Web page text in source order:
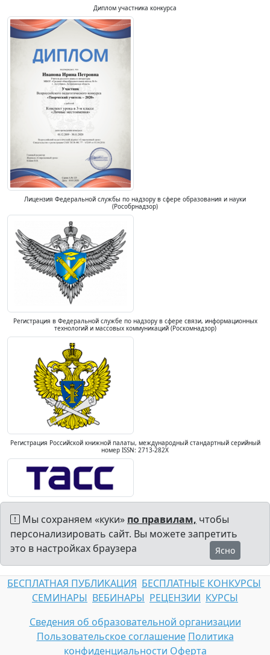
Диплом участника конкурса
Лицензия Федеральной службы по надзору в сфере образования и науки
(Рособрнадзор)
Регистрация в Федеральной службе по надзору в сфере связи, информационных
технологий и массовых коммуникаций (Роскомнадзор)
Регистрация Российской книжной палаты, международный стандартный серийный
номер ISSN: 2713-282X
Мы сохраняем «куки» по правилам, чтобы
персонализировать сайт. Вы можете запретить
это в настройках браузера
Ясно
БЕСПЛАТНАЯ ПУБЛИКАЦИЯ БЕСПЛАТНЫЕ КОНКУРСЫ
СЕМИНАРЫ ВЕБИНАРЫ РЕЦЕНЗИИ КУРСЫ
Сведения об образовательной организации
Пользовательское соглашение Политика
конфиденциальности Оферта